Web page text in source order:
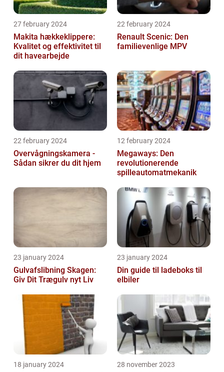
27 february 2024
Makita hækkeklippere:
Kvalitet og effektivitet til
dit havearbejde
22 february 2024
Renault Scenic: Den
familievenlige MPV
22 february 2024
Overvågningskamera -
Sådan sikrer du dit hjem
12 february 2024
Megaways: Den
revolutionerende
spilleautomatmekanik
23 january 2024
Gulvafslibning Skagen:
Giv Dit Trægulv nyt Liv
23 january 2024
Din guide til ladeboks til
elbiler
18 january 2024 28 november 2023